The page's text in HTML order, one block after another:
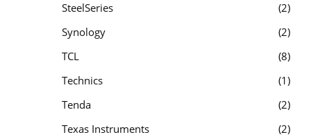
SteelSeries
2
Synology
2
TCL
8
Technics
1
Tenda
2
Texas Instruments
2